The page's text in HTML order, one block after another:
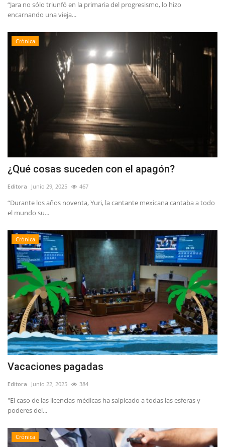
“Jara no sólo triunfó en la primaria del progresismo, lo hizo
encarnando una vieja...
Crónica
¿Qué cosas suceden con el apagón?
Editora Junio 29, 2025 467
“Durante los años noventa, Yuri, la cantante mexicana cantaba a todo
el mundo su...
Crónica
Vacaciones pagadas
Editora Junio 22, 2025 384
"El caso de las licencias médicas ha salpicado a todas las esferas y
poderes del...
Crónica